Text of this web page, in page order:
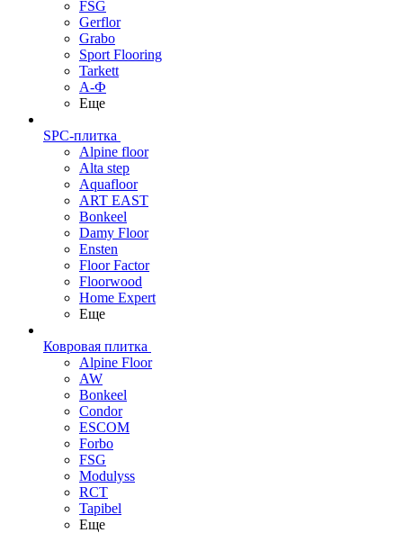
FSG
Gerflor
Grabo
Sport Flooring
Tarkett
А-Ф
Еще
SPC-плитка
Alpine floor
Alta step
Aquafloor
ART EAST
Bonkeel
Damy Floor
Ensten
Floor Factor
Floorwood
Home Expert
Еще
Ковровая плитка
Alpine Floor
AW
Bonkeel
Condor
ESCOM
Forbo
FSG
Modulyss
RCT
Tapibel
Еще